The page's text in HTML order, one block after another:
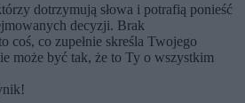
dotrzymują słowa i potrafią ponieść
decyzji. Brak
coś, co zupełnie skreśla Twojego
może być tak, że to Ty o wszystkim